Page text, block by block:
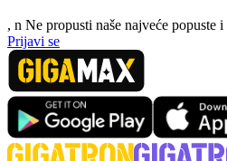
, n Ne propusti naše najveće popuste
Prijavi se